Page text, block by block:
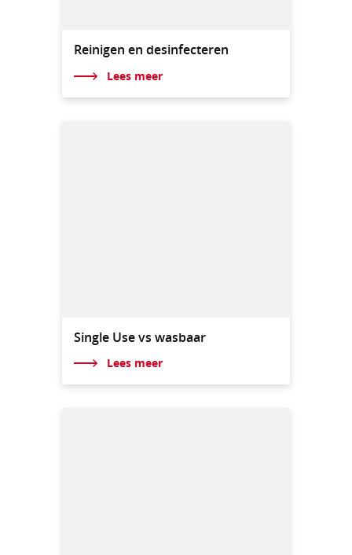
Reinigen en desinfecteren
Lees meer
Single Use vs wasbaar
Lees meer